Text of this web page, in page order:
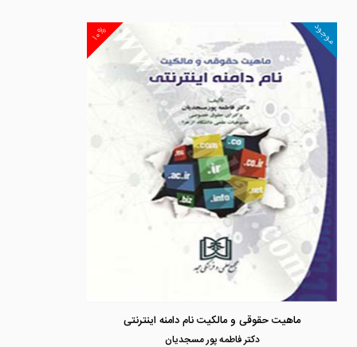
۱۰% موجود
ماهیت حقوقی و مالکیت نام دامنه اینترنتی
دكتر فاطمه پور مسجديان